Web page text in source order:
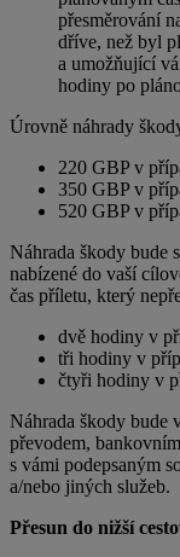
přesměrování
dříve, než byl
a umožňující
hodiny po
Úrovně náhrady
220 GBP v
350 GBP v
520 GBP v
Náhrada škody bude
nabízené do vaší
čas příletu, který
dvě hodiny v
tři hodiny v
čtyři hodiny v
Náhrada škody bude
převodem,
s vámi podepsaným
a/nebo jiných služeb.
Přesun do nižší